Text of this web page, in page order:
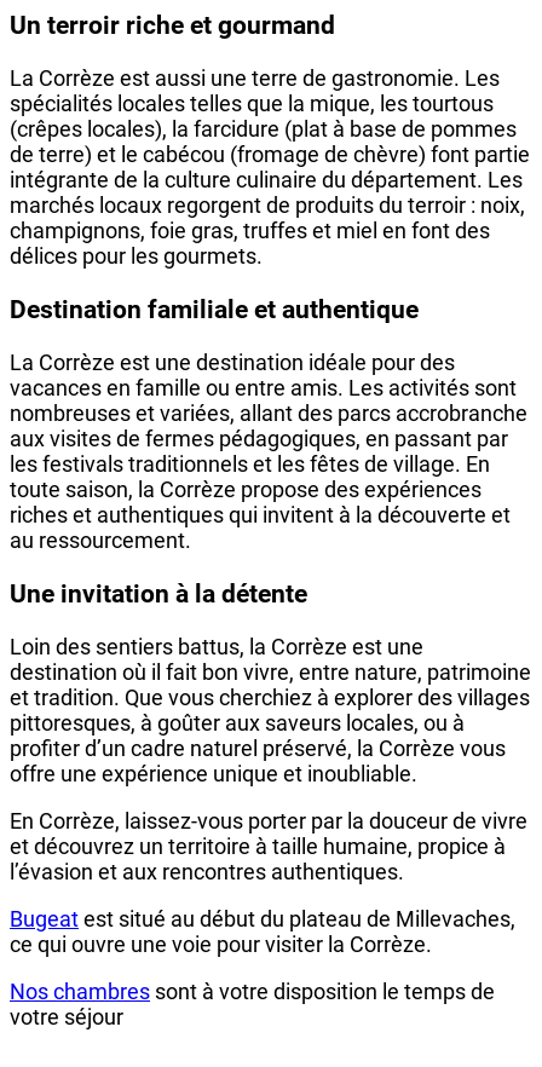
Un terroir riche et gourmand
La Corrèze est aussi une terre de gastronomie. Les
spécialités locales telles que la mique, les tourtous
(crêpes locales), la farcidure (plat à base de pommes
de terre) et le cabécou (fromage de chèvre) font partie
intégrante de la culture culinaire du département. Les
marchés locaux regorgent de produits du terroir : noix,
champignons, foie gras, truffes et miel en font des
délices pour les gourmets.
Destination familiale et authentique
La Corrèze est une destination idéale pour des
vacances en famille ou entre amis. Les activités sont
nombreuses et variées, allant des parcs accrobranche
aux visites de fermes pédagogiques, en passant par
les festivals traditionnels et les fêtes de village. En
toute saison, la Corrèze propose des expériences
riches et authentiques qui invitent à la découverte et
au ressourcement.
Une invitation à la détente
Loin des sentiers battus, la Corrèze est une
destination où il fait bon vivre, entre nature, patrimoine
et tradition. Que vous cherchiez à explorer des villages
pittoresques, à goûter aux saveurs locales, ou à
profiter d’un cadre naturel préservé, la Corrèze vous
offre une expérience unique et inoubliable.
En Corrèze, laissez-vous porter par la douceur de vivre
et découvrez un territoire à taille humaine, propice à
l’évasion et aux rencontres authentiques.
Bugeatest situé au début du plateau de Millevaches,
ce qui ouvre une voie pour visiter la Corrèze.
Nos chambres sont à votre disposition le temps de
votre séjour